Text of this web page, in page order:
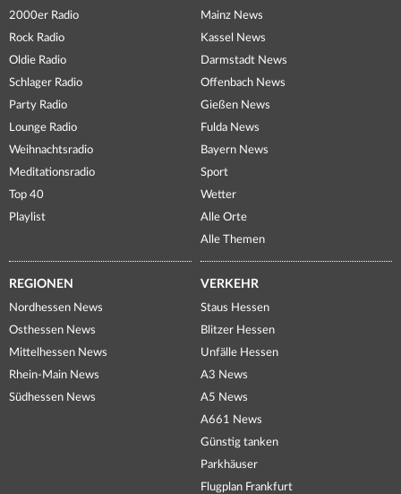
2000er Radio
Rock Radio
Oldie Radio
Schlager Radio
Party Radio
Lounge Radio
Weihnachtsradio
Meditationsradio
Top 40
Playlist
Mainz News
Kassel News
Darmstadt News
Offenbach News
Gießen News
Fulda News
Bayern News
Sport
Wetter
Alle Orte
Alle Themen
REGIONEN
Nordhessen News
Osthessen News
Mittelhessen News
Rhein-Main News
Südhessen News
VERKEHR
Staus Hessen
Blitzer Hessen
Unfälle Hessen
A3 News
A5 News
A661 News
Günstig tanken
Parkhäuser
Flugplan Frankfurt